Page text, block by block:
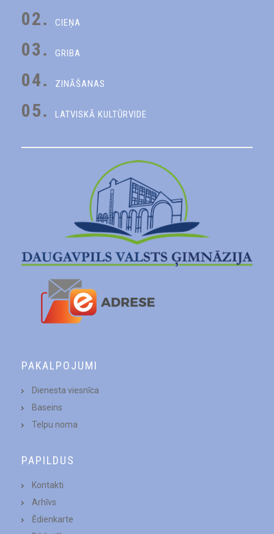
02. CIEŅA
03. GRIBA
04. ZINĀŠANAS
05. LATVISKĀ KULTŪRVIDE
PAKALPOJUMI
Dienesta viesnīca
Baseins
Telpu noma
PAPILDUS
Kontakti
Arhīvs
Ēdienkarte